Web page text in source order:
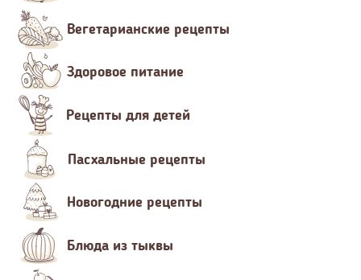
Вегетарианские рецепты
Здоровое питание
Рецепты для детей
Пасхальные рецепты
Новогодние рецепты
Блюда из тыквы